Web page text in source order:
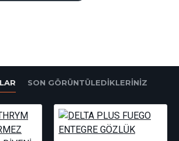
SON GÖRÜNTÜLEDIKLERINIZ